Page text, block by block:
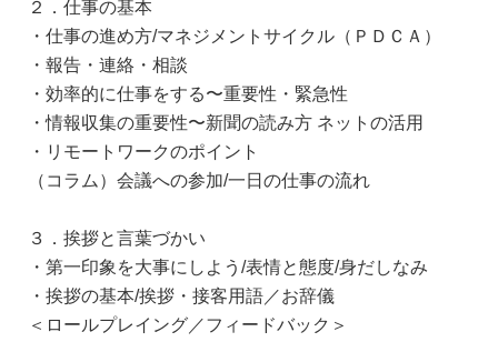
２．仕事の基本
・仕事の進め方/マネジメントサイクル（ＰＤＣＡ）
・報告・連絡・相談
・効率的に仕事をする〜重要性・緊急性
・情報収集の重要性〜新聞の読み方 ネットの活用
・リモートワークのポイント
（コラム）会議への参加/一日の仕事の流れ
３．挨拶と言葉づかい
・第一印象を大事にしよう/表情と態度/身だしなみ
・挨拶の基本/挨拶・接客用語／お辞儀
＜ロールプレイング／フィードバック＞